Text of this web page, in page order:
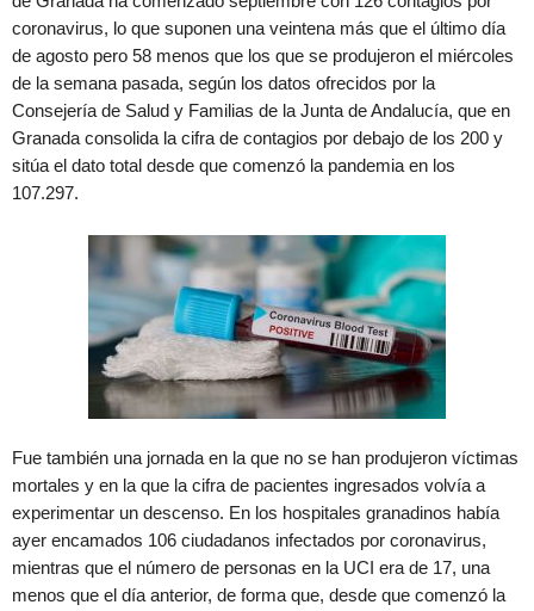
coronavirus, lo que suponen una veintena más que el último día
de agosto pero 58 menos que los que se produjeron el miércoles
de la semana pasada, según los datos ofrecidos por la
Consejería de Salud y Familias de la Junta de Andalucía, que en
Granada consolida la cifra de contagios por debajo de los 200 y
sitúa el dato total desde que comenzó la pandemia en los
107.297.
Fue también una jornada en la que no se han produjeron víctimas
mortales y en la que la cifra de pacientes ingresados volvía a
experimentar un descenso. En los hospitales granadinos había
ayer encamados 106 ciudadanos infectados por coronavirus,
mientras que el número de personas en la UCI era de 17, una
menos que el día anterior, de forma que, desde que comenzó la